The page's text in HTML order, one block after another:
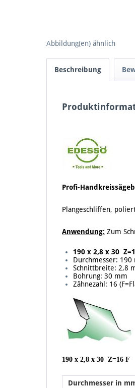
Abbildung(en) ähnlich
Beschreibung
Profi-
Plangeschliffen,
Anwendung: Zum
190 x 2,8 x 30
Durchmesser: 190
Schnittbreite: 2,8
Bohrung: 30 mm
Zähnezahl: 16
190 x 2,8 x 30 Z=16 F
Durchmesser in